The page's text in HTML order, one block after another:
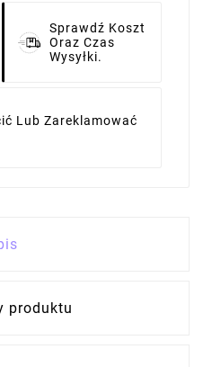
Sprawdź Koszt
Oraz Czas
Wysyłki.
Lub Zareklamować
produktu